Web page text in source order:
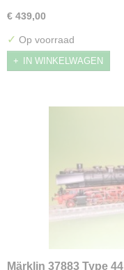
€ 439,00
✓ Op voorraad
IN WINKELWAGEN
Märklin 37883 Type